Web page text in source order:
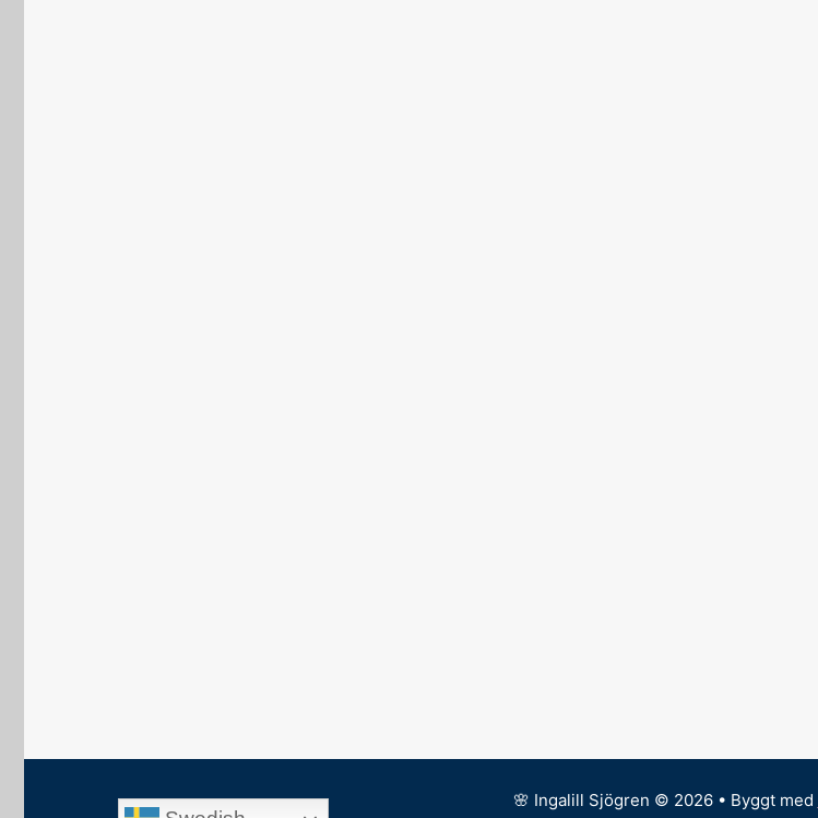
🌸 Ingalill Sjögren © 2026 • Byggt med